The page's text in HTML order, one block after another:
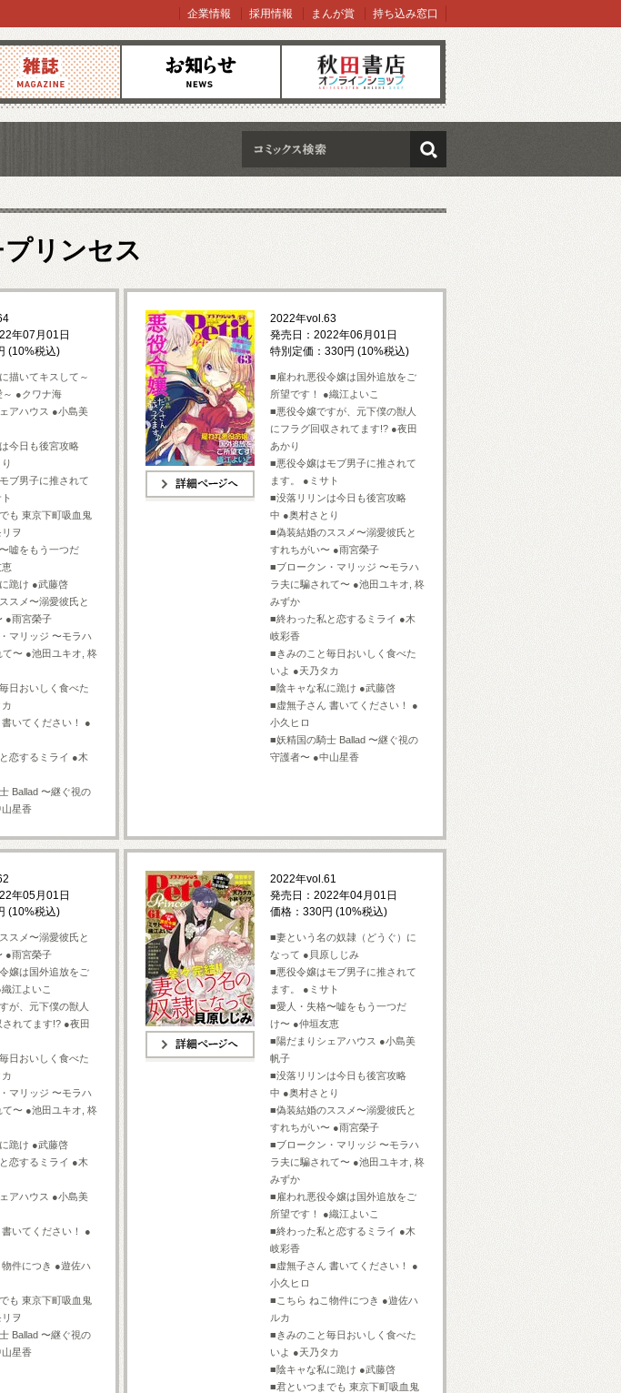
お知らせ オンラインショップ
企業情報 採用情報 まんが賞 持ち込み窓口
検索
リンセス
年07月01日
(10%税込)
描いてキスして～
～ ●クワナ海
アハウス ●小島美
今日も後宮攻略
ブ男子に推されて
も 東京下町吸血鬼
ヲ
嘘をもう一つだ
恵
跪け ●武藤啓
スメ〜溺愛彼氏と
●雨宮榮子
マリッジ 〜モラハ
て〜 ●池田ユキオ, 柊
日おいしく食べた
いてください！ ●
恋するミライ ●木
Ballad 〜継ぐ視の
星香
2022年vol.63
発売日：2022年06月01日
特別定価：330円 (10%税込)
■雇われ悪役令嬢は国外追放をご
所望です！ ●織江よいこ
■悪役令嬢ですが、元下僕の獣人
にフラグ回収されてます!? ●夜田
あかり
■悪役令嬢はモブ男子に推されて
ます。 ●ミサト
■没落リリンは今日も後宮攻略
中 ●奥村さとり
■偽装結婚のススメ〜溺愛彼氏と
すれちがい〜 ●雨宮榮子
■ブロークン・マリッジ 〜モラハ
ラ夫に騙されて〜 ●池田ユキオ, 柊
みずか
■終わった私と恋するミライ ●木
岐彩香
■きみのこと毎日おいしく食べた
いよ ●天乃タカ
■陰キャな私に跪け ●武藤啓
■虚無子さん 書いてください！ ●
小久ヒロ
■妖精国の騎士 Ballad 〜継ぐ視の
守護者〜 ●中山星香
年05月01日
(10%税込)
スメ〜溺愛彼氏と
●雨宮榮子
嬢は国外追放をご
江よいこ
が、元下僕の獣人
されてます!? ●夜田
日おいしく食べた
マリッジ 〜モラハ
て〜 ●池田ユキオ, 柊
跪け ●武藤啓
恋するミライ ●木
アハウス ●小島美
いてください！ ●
件につき ●遊佐ハ
も 東京下町吸血鬼
ヲ
Ballad 〜継ぐ視の
星香
2022年vol.61
発売日：2022年04月01日
価格：330円 (10%税込)
■妻という名の奴隷（どうぐ）に
なって ●貝原しじみ
■悪役令嬢はモブ男子に推されて
ます。 ●ミサト
■愛人・失格〜嘘をもう一つだ
け〜 ●仲垣友恵
■陽だまりシェアハウス ●小島美
帆子
■没落リリンは今日も後宮攻略
中 ●奥村さとり
■偽装結婚のススメ〜溺愛彼氏と
すれちがい〜 ●雨宮榮子
■ブロークン・マリッジ 〜モラハ
ラ夫に騙されて〜 ●池田ユキオ, 柊
みずか
■雇われ悪役令嬢は国外追放をご
所望です！ ●織江よいこ
■終わった私と恋するミライ ●木
岐彩香
■虚無子さん 書いてください！ ●
小久ヒロ
■こちら ねこ物件につき ●遊佐ハ
ルカ
■きみのこと毎日おいしく食べた
いよ ●天乃タカ
■陰キャな私に跪け ●武藤啓
■君といつまでも 東京下町吸血鬼